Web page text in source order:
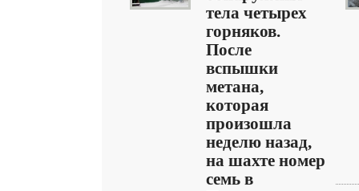
тела четырех
горняков.
После
вспышки
метана,
которая
произошла
неделю назад,
на шахте номер
семь в